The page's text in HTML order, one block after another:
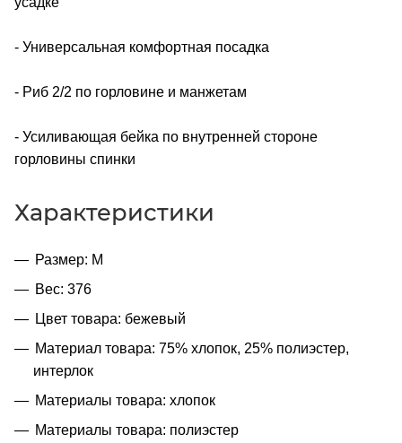
- Универсальная комфортная посадка
- Риб 2/2 по горловине и манжетам
- Усиливающая бейка по внутренней стороне
горловины спинки
Характеристики
Размер: M
Вес: 376
Цвет товара: бежевый
Материал товара: 75% хлопок, 25% полиэстер,
интерлок
Материалы товара: хлопок
Материалы товара: полиэстер